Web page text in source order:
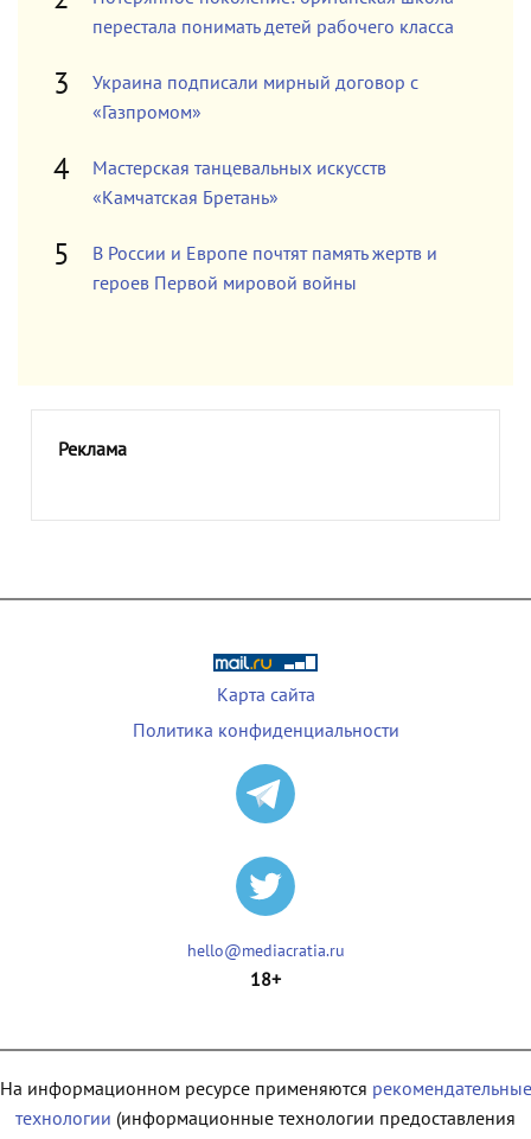
перестала понимать детей рабочего класса
Украина подписали мирный договор с
«Газпромом»
Мастерская танцевальных искусств
«Камчатская Бретань»
В России и Европе почтят память жертв и
героев Первой мировой войны
Реклама
Карта сайта
Политика конфиденциальности
hello@mediacratia.ru
18+
На информационном ресурсе применяются рекомендательные
технологии (информационные технологии предоставления